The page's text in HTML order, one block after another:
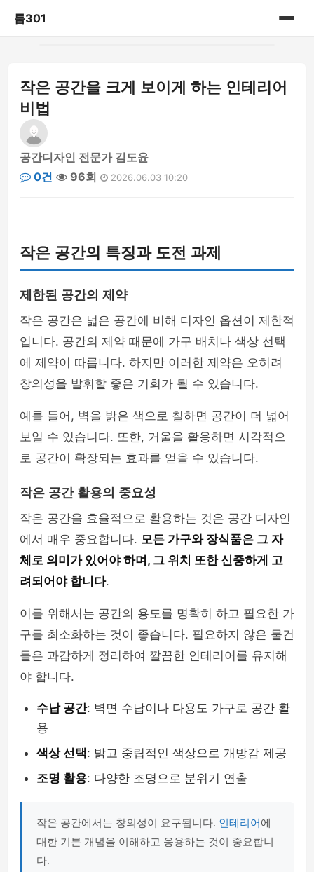
룸301
게시판
작은 공간을 크게 보이게 하는 인테리어
비법
공간디자인 전문가 김도윤
0건
96회 2026.06.03 10:20
작은 공간의 특징과 도전 과제
제한된 공간의 제약
작은 공간은 넓은 공간에 비해 디자인 옵션이 제한적
입니다. 공간의 제약 때문에 가구 배치나 색상 선택
에 제약이 따릅니다. 하지만 이러한 제약은 오히려
창의성을 발휘할 좋은 기회가 될 수 있습니다.
예를 들어, 벽을 밝은 색으로 칠하면 공간이 더 넓어
보일 수 있습니다. 또한, 거울을 활용하면 시각적으
로 공간이 확장되는 효과를 얻을 수 있습니다.
작은 공간 활용의 중요성
작은 공간을 효율적으로 활용하는 것은 공간 디자인
에서 매우 중요합니다. 모든 가구와 장식품은 그 자
체로 의미가 있어야 하며, 그 위치 또한 신중하게 고
려되어야 합니다.
이를 위해서는 공간의 용도를 명확히 하고 필요한 가
구를 최소화하는 것이 좋습니다. 필요하지 않은 물건
들은 과감하게 정리하여 깔끔한 인테리어를 유지해
야 합니다.
수납 공간: 벽면 수납이나 다용도 가구로 공간 활
용
색상 선택: 밝고 중립적인 색상으로 개방감 제공
조명 활용: 다양한 조명으로 분위기 연출
작은 공간에서는 창의성이 요구됩니다. 인테리어에
대한 기본 개념을 이해하고 응용하는 것이 중요합니
다.